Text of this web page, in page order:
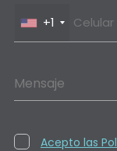
+1
Mensaje
Acepto las